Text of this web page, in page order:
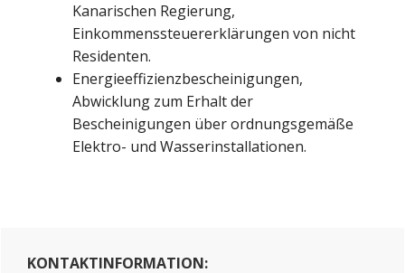
Kanarischen Regierung,
Einkommenssteuererklärungen von nicht
Residenten.
Energieeffizienzbescheinigungen,
Abwicklung zum Erhalt der
Bescheinigungen über ordnungsgemäße
Elektro- und Wasserinstallationen.
Primary
KONTAKTINFORMATION: